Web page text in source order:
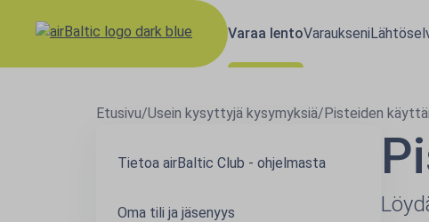
Varaa lentoVaraukseni
Etusivu/Usein kysyttyjä kysymyksiä/Pisteiden
Tietoa airBaltic Club - ohjelmasta
Oma tili ja jäsenyys